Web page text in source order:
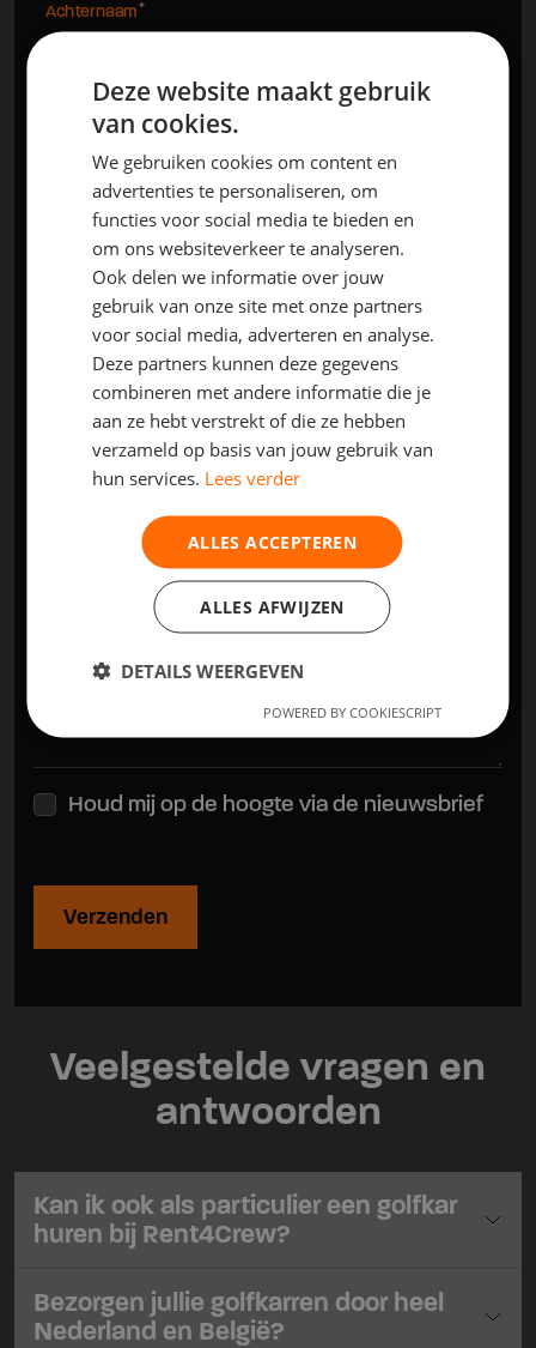
Achternaam
Telefoon
Evenementnaam
Startdatum huurperiode
Einddatum huurperiode
Vragen, opmerkingen of bijzonderheden
Houd mij op de hoogte via de nieuwsbrief
Verzenden
Veelgestelde vragen en
antwoorden
Kan ik ook als particulier een golfkar
huren bij Rent4Crew?
Bezorgen jullie golfkarren door heel
Nederland en België?
Deze website maakt gebruik
van cookies.
We gebruiken cookies om content en
advertenties te personaliseren, om
functies voor social media te bieden en
om ons websiteverkeer te analyseren.
Ook delen we informatie over jouw
gebruik van onze site met onze partners
voor social media, adverteren en analyse.
Deze partners kunnen deze gegevens
combineren met andere informatie die je
aan ze hebt verstrekt of die ze hebben
verzameld op basis van jouw gebruik van
hun services. Lees verder
ALLES ACCEPTEREN
ALLES AFWIJZEN
DETAILS WEERGEVEN
POWERED BY COOKIESCRIPT